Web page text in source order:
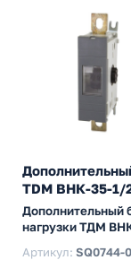
TDM ВНК-35-1/
Дополнительный
нагрузки ТДМ
Артикул: SQ0744-